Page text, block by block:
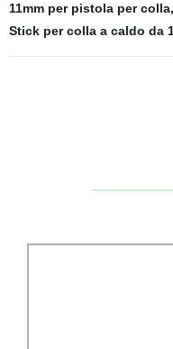
11mm per pistola per colla,
Stick per colla a caldo da